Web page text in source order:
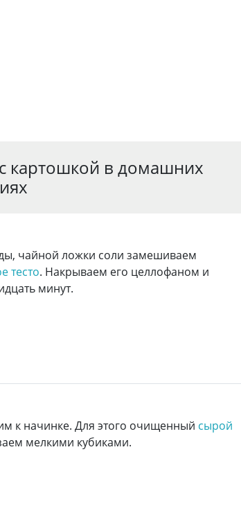
картошкой в домашних
чайной ложки соли замешиваем
тесто. Накрываем его целлофаном и
минут.
к начинке. Для этого очищенный сырой
мелкими кубиками.